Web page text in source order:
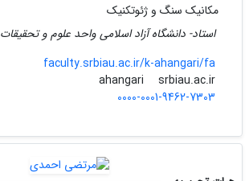
مکانیک سنگ و ژئوتکنیک
استاد- دانشگاه آزاد اسلامی واحد علوم و تحقیقات
faculty.srbiau.ac.ir/k-ahangari/fa
ahangari
srbiau.ac.ir
0000-0001-9462-7303